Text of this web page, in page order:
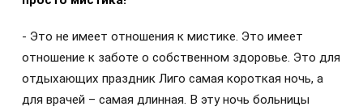
- Это не имеет отношения к мистике. Это имеет
отношение к заботе о собственном здоровье. Это для
отдыхающих праздник Лиго самая короткая ночь, а
для врачей – самая длинная. В эту ночь больницы